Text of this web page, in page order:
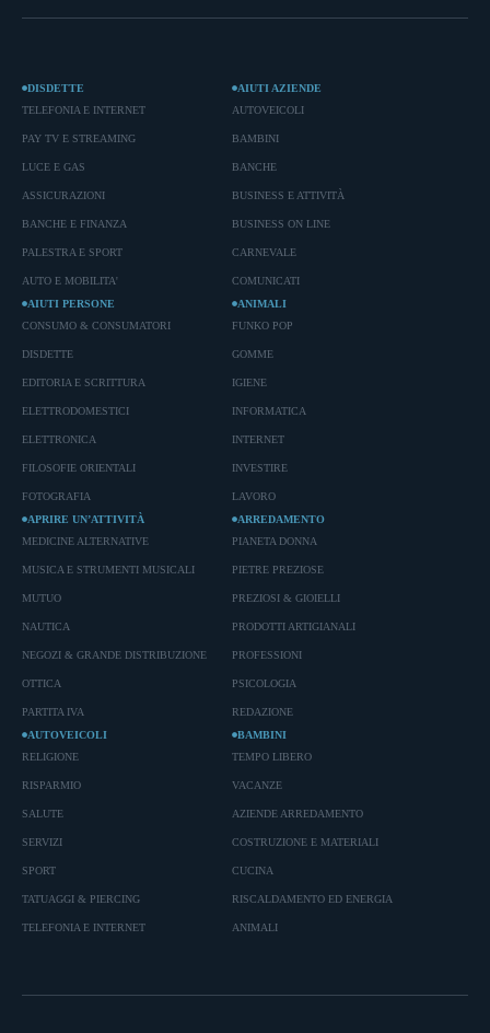
DISDETTE
TELEFONIA E INTERNET
PAY TV E STREAMING
LUCE E GAS
ASSICURAZIONI
BANCHE E FINANZA
PALESTRA E SPORT
AUTO E MOBILITA'
AIUTI AZIENDE
AUTOVEICOLI
BAMBINI
BANCHE
BUSINESS E ATTIVITÀ
BUSINESS ON LINE
CARNEVALE
COMUNICATI
AIUTI PERSONE
CONSUMO & CONSUMATORI
DISDETTE
EDITORIA E SCRITTURA
ELETTRODOMESTICI
ELETTRONICA
FILOSOFIE ORIENTALI
FOTOGRAFIA
ANIMALI
FUNKO POP
GOMME
IGIENE
INFORMATICA
INTERNET
INVESTIRE
LAVORO
APRIRE UN’ATTIVITÀ
MEDICINE ALTERNATIVE
MUSICA E STRUMENTI MUSICALI
MUTUO
NAUTICA
NEGOZI & GRANDE DISTRIBUZIONE
OTTICA
PARTITA IVA
ARREDAMENTO
PIANETA DONNA
PIETRE PREZIOSE
PREZIOSI & GIOIELLI
PRODOTTI ARTIGIANALI
PROFESSIONI
PSICOLOGIA
REDAZIONE
AUTOVEICOLI
RELIGIONE
RISPARMIO
SALUTE
SERVIZI
SPORT
TATUAGGI & PIERCING
TELEFONIA E INTERNET
BAMBINI
TEMPO LIBERO
VACANZE
AZIENDE ARREDAMENTO
COSTRUZIONE E MATERIALI
CUCINA
RISCALDAMENTO ED ENERGIA
ANIMALI